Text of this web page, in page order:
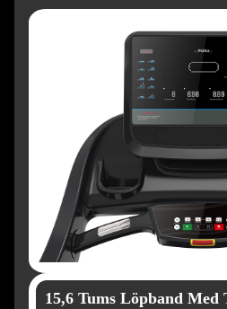
15,6 Tums Löpband Med